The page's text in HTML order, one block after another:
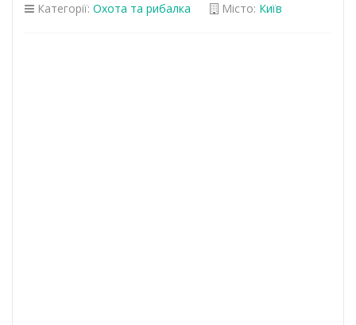
Категорії: Охота та рибалка Місто: Київ